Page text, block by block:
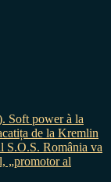
Soft power à la
de la Kremlin
România va
„promotor al